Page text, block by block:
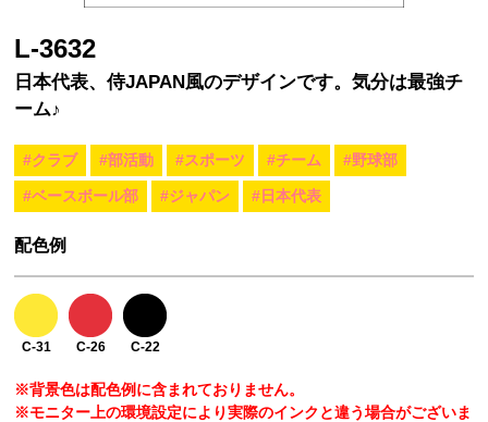
L-3632
日本代表、侍JAPAN風のデザインです。気分は最強チ
ーム♪
#クラブ #部活動 #スポーツ #チーム #野球部
#ベースボール部 #ジャパン #日本代表
配色例
C-31 C-26 C-22
※背景色は配色例に含まれておりません。
※モニター上の環境設定により実際のインクと違う場合がございま